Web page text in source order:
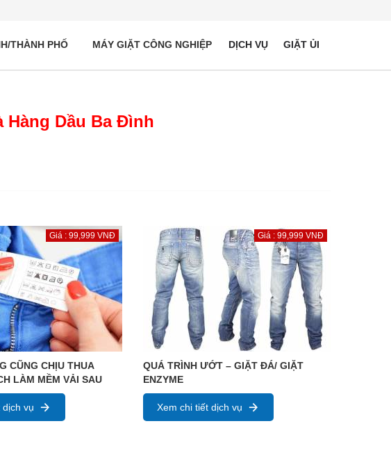
THÀNH PHỐ MÁY GIẶT CÔNG NGHIỆP DỊCH VỤ GIẶT ỦI
Hàng Dầu Ba Đình
Giá : 99,999 VNĐ
CŨNG CHỊU THUA
LÀM MỀM VẢI SAU
dịch vụ
Giá : 99,999 VNĐ
QUÁ TRÌNH ƯỚT – GIẶT ĐÁ/ GIẶT
ENZYME
Xem chi tiết dịch vụ